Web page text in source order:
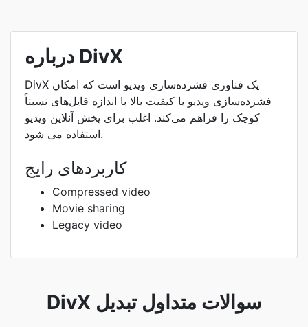
درباره DivX
DivX یک فناوری فشرده‌سازی ویدیو است که امکان
فشرده‌سازی ویدیو با کیفیت بالا با اندازه فایل‌های نسبتاً
کوچک را فراهم می‌کند. اغلب برای پخش آنلاین ویدیو
استفاده می شود.
کاربردهای رایج
Compressed video
Movie sharing
Legacy video
DivX سوالات متداول تبدیل